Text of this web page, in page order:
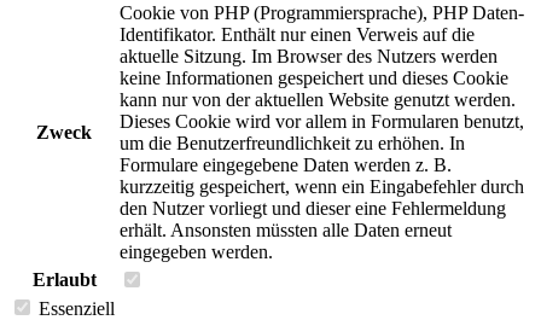
Zweck
Cookie von PHP (Programmiersprache), PHP Daten-
Identifikator. Enthält nur einen Verweis auf die
aktuelle Sitzung. Im Browser des Nutzers werden
keine Informationen gespeichert und dieses Cookie
kann nur von der aktuellen Website genutzt werden.
Dieses Cookie wird vor allem in Formularen benutzt,
um die Benutzerfreundlichkeit zu erhöhen. In
Formulare eingegebene Daten werden z. B.
kurzzeitig gespeichert, wenn ein Eingabefehler durch
den Nutzer vorliegt und dieser eine Fehlermeldung
erhält. Ansonsten müssten alle Daten erneut
eingegeben werden.
Erlaubt
Essenziell